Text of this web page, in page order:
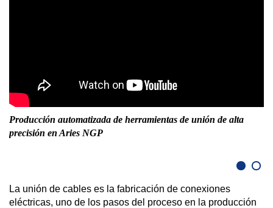
Producción automatizada de herramientas de unión de alta
precisión en Aries NGP
La unión de cables es la fabricación de conexiones
eléctricas, uno de los pasos del proceso en la producción